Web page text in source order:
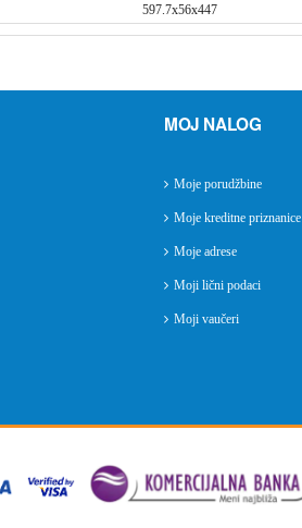
597.7x56x447
MOJ NALOG
Moje porudžbine
Moje kreditne priznanice
Moje adrese
Moji lični podaci
Moji vaučeri